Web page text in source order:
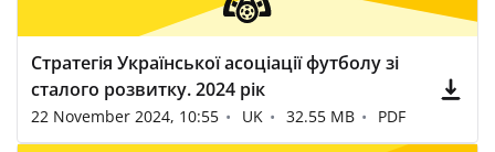
Стратегія Української асоціації футболу зі
сталого розвитку. 2024 рік
22 November 2024, 10:55 UK 32.55 MB PDF